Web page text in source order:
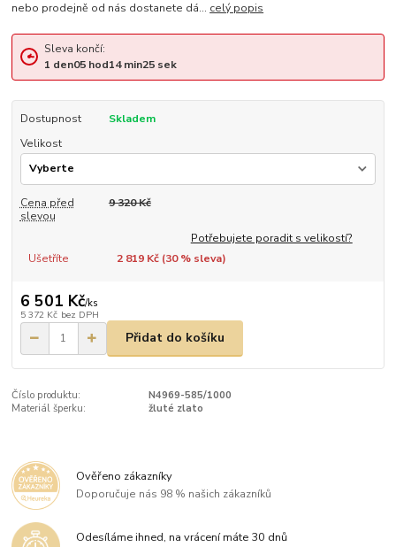
nebo prodejně od nás dostanete dá... celý popis
Sleva končí:
1 den05hod14min24sek
Dostupnost
Skladem
Velikost
Cena před
slevou
9 320 Kč
Potřebujete poradit s velikostí?
Ušetříte
2 819 Kč (30% sleva)
6 501 Kč/ks
5 372 Kč bez DPH
Přidat do košíku
Číslo produktu:
N4969-585/1000
Materiál šperku:
žluté zlato
Ověřeno zákazníky
Doporučuje nás 98 % našich zákazníků
Odesíláme ihned, na vrácení máte 30 dnů